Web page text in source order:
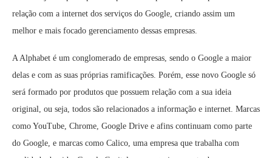
relação com a internet dos serviços do Google, criando assim um
melhor e mais focado gerenciamento dessas empresas.
A Alphabet é um conglomerado de empresas, sendo o Google a maior
delas e com as suas próprias ramificações. Porém, esse novo Google só
será formado por produtos que possuem relação com a sua ideia
original, ou seja, todos são relacionados a informação e internet. Marcas
como YouTube, Chrome, Google Drive e afins continuam como parte
do Google, e marcas como Calico, uma empresa que trabalha com